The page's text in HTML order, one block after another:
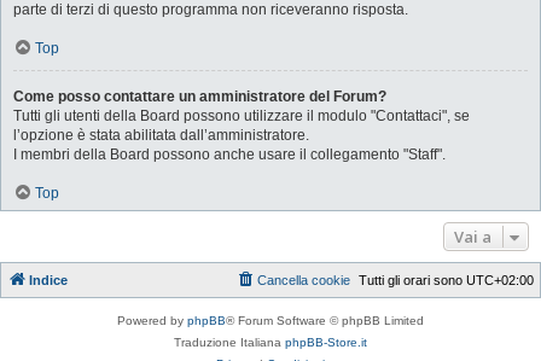
parte di terzi di questo programma non riceveranno risposta.
Top
Come posso contattare un amministratore del Forum?
Tutti gli utenti della Board possono utilizzare il modulo "Contattaci", se
l’opzione è stata abilitata dall’amministratore.
I membri della Board possono anche usare il collegamento "Staff".
Top
Vai a
Indice Tutti gli orari sono UTC+02:00
Cancella cookie
Powered by phpBB® Forum Software © phpBB Limited
Traduzione Italiana phpBB-Store.it